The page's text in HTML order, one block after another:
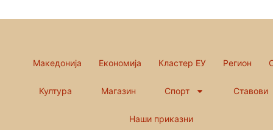
Македонија Економија Кластер ЕУ Регион
Култура Магазин Спорт Ставови
Наши приказни